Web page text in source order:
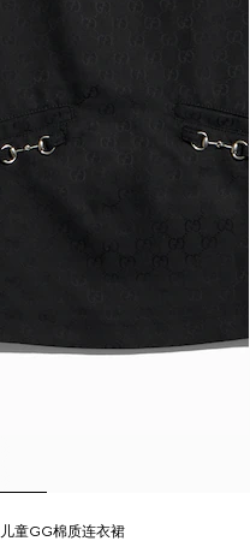
儿童GG棉质连衣裙